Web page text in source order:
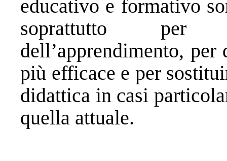
educativo e formativo
soprattutto per
dell’apprendimento,
più efficace e per
didattica in casi
quella attuale.